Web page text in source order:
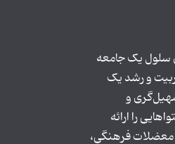
سلول یک جامعه
و رشد یک
و
را ارائه
معضلات فرهنگی،